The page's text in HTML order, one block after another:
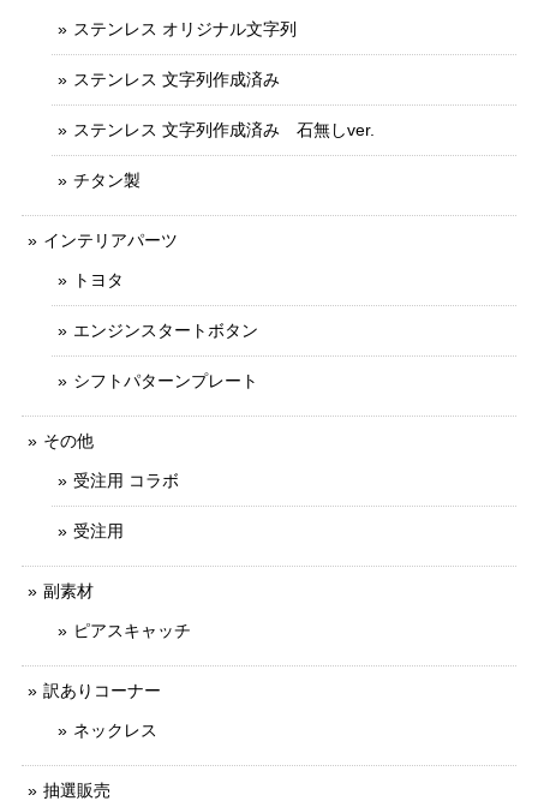
ステンレス オリジナル文字列
ステンレス 文字列作成済み
ステンレス 文字列作成済み 石無しver.
チタン製
インテリアパーツ
トヨタ
エンジンスタートボタン
シフトパターンプレート
その他
受注用 コラボ
受注用
副素材
ピアスキャッチ
訳ありコーナー
ネックレス
抽選販売